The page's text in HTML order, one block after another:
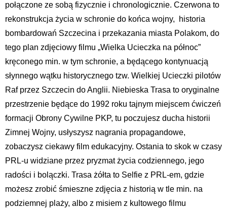
połączone ze sobą fizycznie i chronologicznie. Czerwona to
rekonstrukcja życia w schronie do końca wojny, historia
bombardowań Szczecina i przekazania miasta Polakom, do
tego plan zdjęciowy filmu „Wielka Ucieczka na północ”
kręconego min. w tym schronie, a będącego kontynuacją
słynnego wątku historycznego tzw. Wielkiej Ucieczki pilotów
Raf przez Szczecin do Anglii. Niebieska Trasa to oryginalne
przestrzenie będące do 1992 roku tajnym miejscem ćwiczeń
formacji Obrony Cywilne PKP, tu poczujesz ducha historii
Zimnej Wojny, usłyszysz nagrania propagandowe,
zobaczysz ciekawy film edukacyjny. Ostania to skok w czasy
PRL-u widziane przez pryzmat życia codziennego, jego
radości i bolączki. Trasa żółta to Selfie z PRL-em, gdzie
możesz zrobić śmieszne zdjęcia z historią w tle min. na
podziemnej plaży, albo z misiem z kultowego filmu